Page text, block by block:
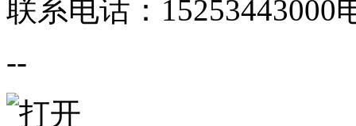
联系电话：15253443000
--